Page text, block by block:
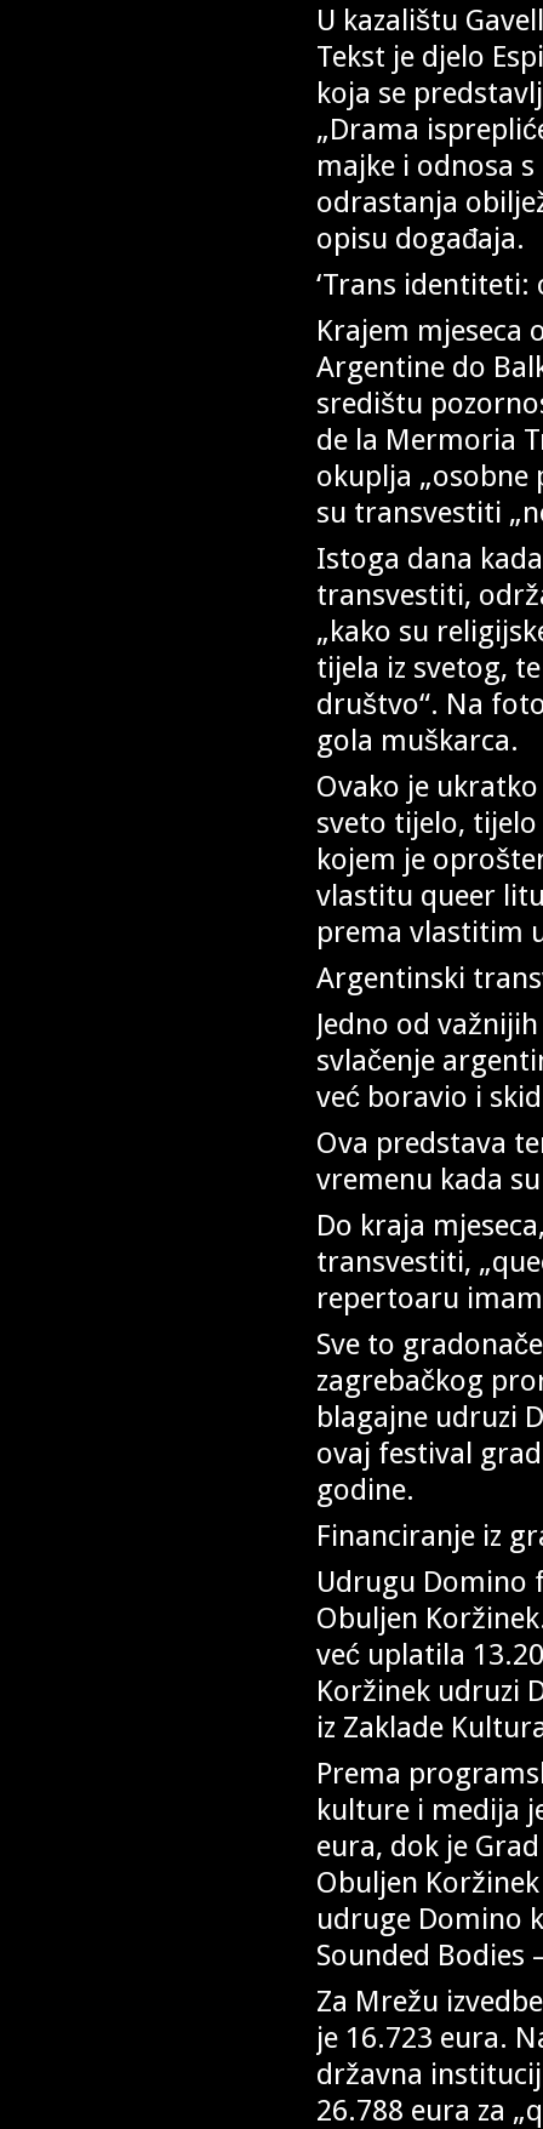
U kazalištu
Tekst je djelo
koja se
„Drama
majke i odnosa
odrastanja
opisu događaja.
‘Trans identiteti:
Krajem mjeseca
Argentine do
središtu
de la Mermoria
okuplja „osobne
su transvestiti
Istoga dana
transvestiti,
„kako su
tijela iz svetog,
društvo“. Na
gola muškarca.
Ovako je
sveto tijelo,
kojem je
vlastitu queer
prema vlastitim
Argentinski
Jedno od
svlačenje
već boravio i
Ova predstava
vremenu kada
Do kraja
transvestiti,
repertoaru
Sve to
zagrebačkog
blagajne udruzi
ovaj festival
godine.
Financiranje iz
Udrugu Domino
Obuljen
već uplatila
Koržinek udruzi
iz Zaklade
Prema
kulture i medija
eura, dok je
Obuljen
udruge Domino
Sounded Bodies
Za Mrežu
je 16.723 eura.
državna
26.788 eura za